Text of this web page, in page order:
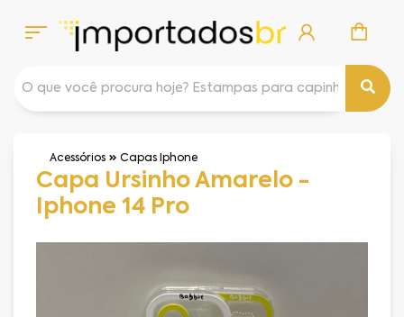
Acessórios Capas Iphone
Capa Ursinho Amarelo -
Iphone 14 Pro